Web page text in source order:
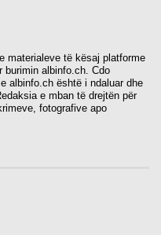
materialeve të kësaj platforme
burimin albinfo.ch. Cdo
albinfo.ch është i ndaluar dhe
e mban të drejtën për
fotografive apo